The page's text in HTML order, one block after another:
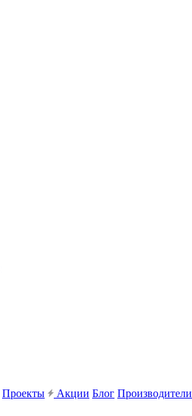
Проекты Акции Блог Производители